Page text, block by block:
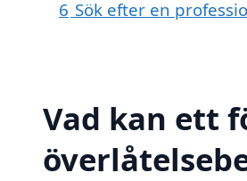
6 Sök efter en
Vad kan ett